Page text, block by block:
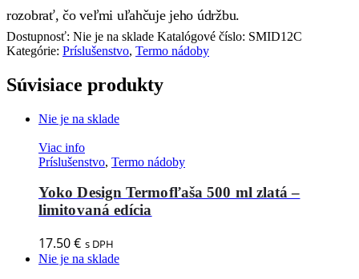
rozobrať, čo veľmi uľahčuje jeho údržbu.
Dostupnosť: Nie je na sklade Katalógové číslo: SMID12C
Kategórie: Príslušenstvo, Termo nádoby
Súvisiace produkty
Nie je na sklade
Viac info
Príslušenstvo, Termo nádoby
Yoko Design Termofľaša 500 ml zlatá –
limitovaná edícia
17.50€ s DPH
Nie je na sklade